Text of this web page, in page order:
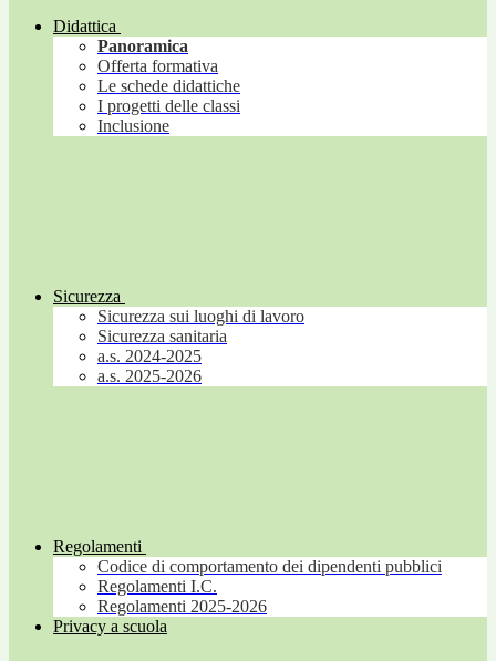
Didattica
Panoramica
Offerta formativa
Le schede didattiche
I progetti delle classi
Inclusione
Sicurezza
Sicurezza sui luoghi di lavoro
Sicurezza sanitaria
a.s. 2024-2025
a.s. 2025-2026
Regolamenti
Codice di comportamento dei dipendenti pubblici
Regolamenti I.C.
Regolamenti 2025-2026
Privacy a scuola